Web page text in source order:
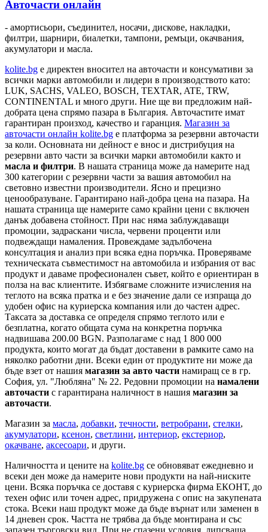
Авточасти онлайн
- амортисьори, съединител, носачи, дискове, накладки,
филтри, шарнири, биалетки, тампони, ремъци, окачвания,
акумулатори и масла.
kolite.bg e директен вносител на авточасти и консумативи за
всички марки автомобили и лидери в производството като:
LUK, SACHS, VALEO, BOSCH, TEXTAR, ATE, TRW,
CONTINENTAL и много други. Ние ще ви предложим най-
добрата цена спрямо пазара в България. Авточастите имат
гарантиран произход, качество и гаранция. Магазин за
авточасти онлайн kolite.bg е платформа за резервни авточасти
за коли. Основната ни дейност е внос и дистрибуция на
резервни авто части за всички марки автомобили както и
масла и филтри. В нашата страница може да намерите над
300 категории с резервни части за вашия автомобил на
световно известни производители. Ясно и прецизно
ценообразуване. Гарантирано най-добра цена на пазара. На
нашата страница ще намерите само крайни цени с включен
данък добавена стойност. При нас няма заблуждаващи
промоции, задраскани числа, червени проценти или
подвеждащи намаления. Провеждаме задълбочена
консултация и анализ при всяка една поръчка. Проверяваме
техническата съвместимост на автомобила и избрания от вас
продукт и даваме професионален съвет, който е ориентиран в
полза на вас клиентите. Избягваме сложните изчисления на
теглото на всяка пратка и е без значение дали се изпраща до
удобен офис на куриерска компания или до частен адрес.
Таксата за доставка се определя спрямо теглото или е
безплатна, когато общата сума на конкретна поръчка
надвишава 200.00 BGN. Разполагаме с над 1 800 000
продукта, които могат да бъдат доставени в рамките само на
няколко работни дни. Всеки един от продуктите ни може да
бъде взет от нашия магазин за авто части намиращ се в гр.
София, ул. "Любляна" № 22. Редовни промоции на намалени
авточасти с гарантирана наличност в нашия магазин за
авточасти.
Магазин за масла, добавки, течности, ветробрани, стелки,
акумулатори, ксенон, светлини, интериор, екстериор,
окачване, аксесоари, и други.
Наличността и цените на kolite.bg се обновяват ежедневно и
всеки ден може да намерите нови продукти на най-ниските
цени. Всяка поръчка се доставя с куриерска фирма ЕКОНТ, до
техен офис или точен адрес, придружена с опис на закупената
стока. Всеки наш продукт може да бъде върнат или заменен в
14 дневен срок. Частта не трябва да бъде монтирана и със